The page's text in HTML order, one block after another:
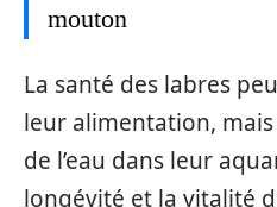
mouton
La santé des labres
leur alimentation,
de l’eau dans leur
longévité et la vitalité